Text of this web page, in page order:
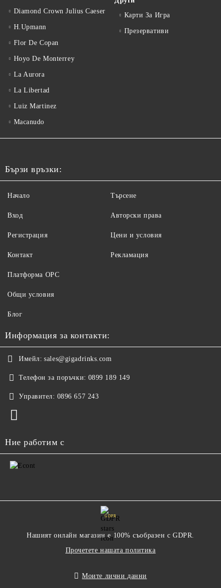
Diamond Crown Julius Caeser
H.Upmann
Flor De Copan
Hoyo De Monterrey
La Aurora
La Libertad
Luiz Martinez
Macanudo
Карти За Игра
Презервативи
Бързи връзки:
Начало
Вход
Регистрация
Контакт
Търсене
Авторски права
Цени и условия
Рекламация
Платформа ОРС
Общи условия
Блог
Информация за контакти:
Имейл: sales@gigadrinks.com
Телефон за поръчки: 0899 189 149
Управител: 0896 657 243
Ние работим с
GDPR
Нашият онлайн магазин е 100% съобразен с GDPR.
Прочетете нашата политика
Моите лични данни